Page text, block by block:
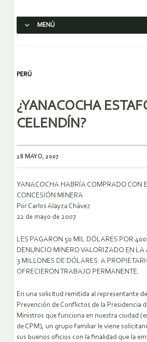
MENÚ
PERÚ
¿YANACOCHA
CELENDÍN?
28 MAYO, 2007
YANACOCHA HABRÍA COMPRADO CON
CONCESIÓN MINERA
Por Carlos Alayza Chávez
22 de mayo de 2007
LES PAGARON 50 MIL DÓLARES POR
DENUNCIO MINERO VALORIZADO EN LA
3 MILLONES DE DÓLARES. A
OFRECIERON TRABAJO PERMANENTE.
En una solicitud remitida al representante
Prevención de Conflictos de la Presidencia
Ministros que funciona en nuestra ciudad
de CPM), un grupo familiar le viene
sus buenos oficios con la finalidad que la